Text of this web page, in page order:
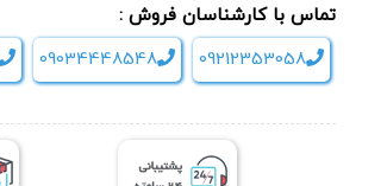
تماس با کارشناسان فروش :
09212353058
09034448548